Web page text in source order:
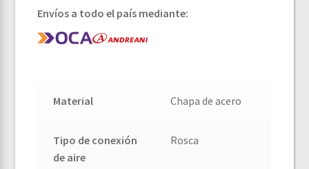
Envíos a todo el país mediante:
Material Chapa de acero
Tipo de conexión
de aire
Rosca